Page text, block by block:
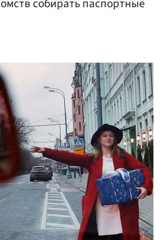
собирать паспортные